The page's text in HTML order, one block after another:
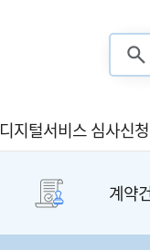
디지털서비스 심사신청
계약